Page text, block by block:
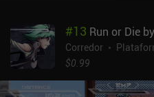
#13 Run or Die
Corredor
$0.99